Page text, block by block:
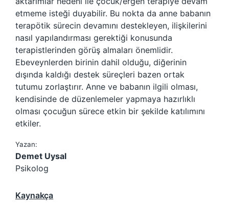
etmeme isteği duyabilir. Bu nokta da anne babanın
terapötik sürecin devamını destekleyen, ilişkilerini
nasıl yapılandırması gerektiği konusunda
terapistlerinden görüş almaları önemlidir.
Ebeveynlerden birinin dahil olduğu, diğerinin
dışında kaldığı destek süreçleri bazen ortak
tutumu zorlaştırır. Anne ve babanın ilgili olması,
kendisinde de düzenlemeler yapmaya hazırlıklı
olması çocuğun sürece etkin bir şekilde katılımını
etkiler.
Yazan:
Demet Uysal
Psikolog
Kaynakça